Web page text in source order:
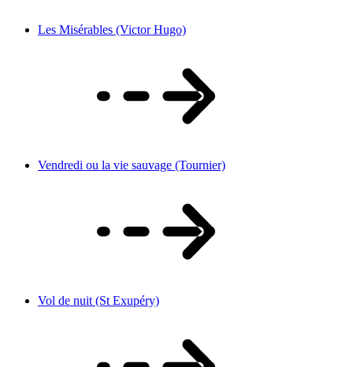
Les Misérables (Victor Hugo)
Vendredi ou la vie sauvage (Tournier)
Vol de nuit (St Exupéry)